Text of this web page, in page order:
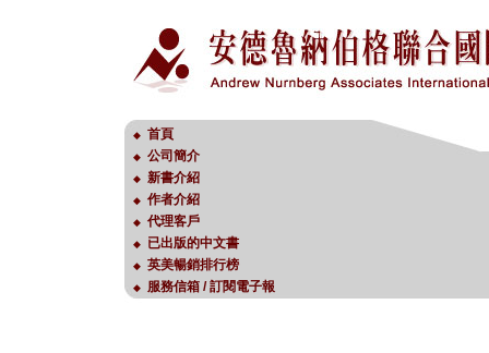
◆ 首頁
◆ 公司簡介
◆ 新書介紹
◆ 作者介紹
◆ 代理客戶
◆ 已出版的中文書
◆ 英美暢銷排行榜
◆ 服務信箱 / 訂閱電子報